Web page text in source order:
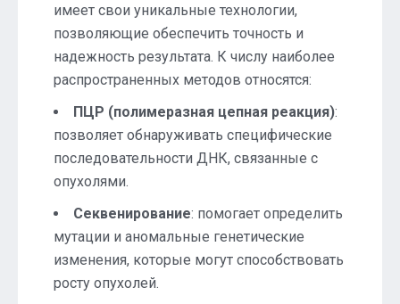
имеет свои уникальные технологии,
позволяющие обеспечить точность и
надежность результата. К числу наиболее
распространенных методов относятся:
ПЦР (полимеразная цепная реакция):
позволяет обнаруживать специфические
последовательности ДНК, связанные с
опухолями.
Секвенирование: помогает определить
мутации и аномальные генетические
изменения, которые могут способствовать
росту опухолей.